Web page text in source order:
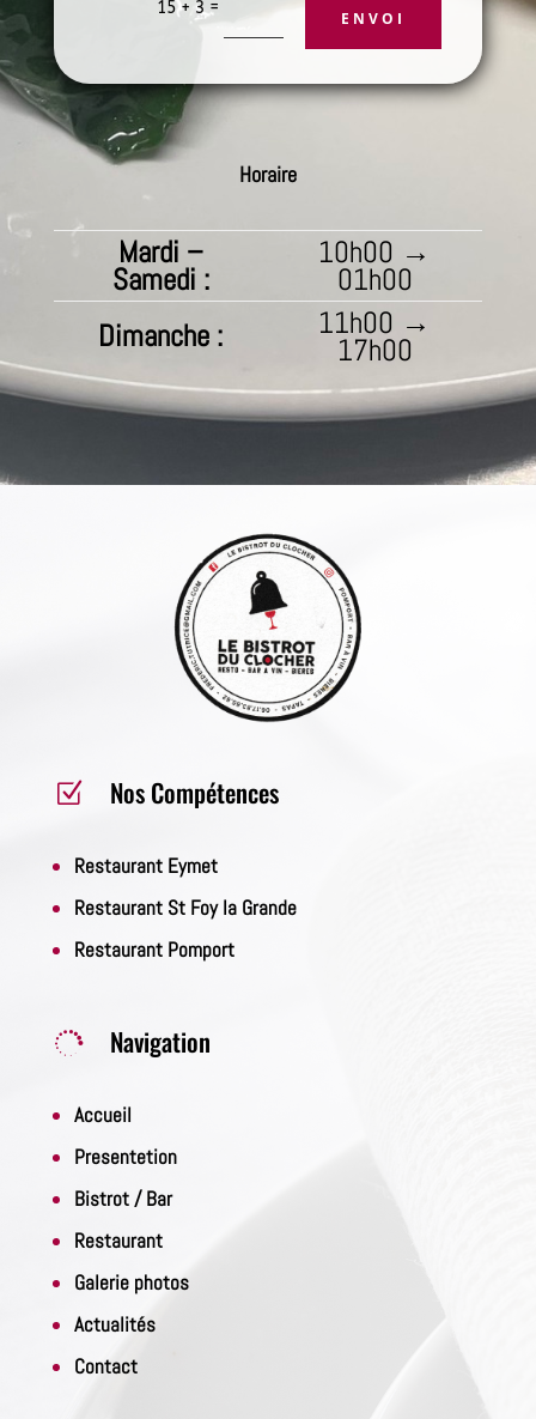
15 + 3 =
ENVOI
Horaire
Mardi –
Samedi :
10h00 →
01h00
Dimanche :
11h00 →
17h00
Z Nos Compétences
Restaurant Eymet
Restaurant St Foy la Grande
Restaurant Pomport
 Navigation
Accueil
Presentetion
Bistrot / Bar
Restaurant
Galerie photos
Actualités
Contact